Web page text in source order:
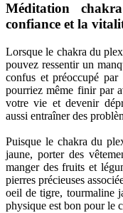
Méditation
confiance et la
Lorsque le chakra du
pouvez ressentir un
confus et préoccupé
pourriez même finir par
votre vie et devenir
aussi entraîner des
Puisque le chakra du
jaune, porter des
manger des fruits et
pierres précieuses
oeil de tigre, tourmaline
physique est bon pour le